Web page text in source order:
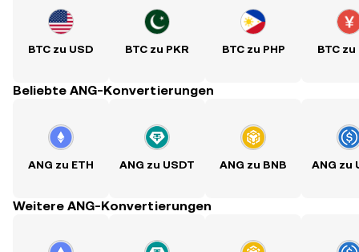
BTC zu USD BTC zu PKR BTC zu PHP BTC zu
Beliebte ANG-Konvertierungen
ANG zu ETH ANG zu USDT ANG zu BNB ANG zu
Weitere ANG-Konvertierungen